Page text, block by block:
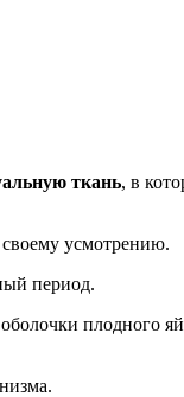
ткань, в
своему усмотрению.
период.
плодного